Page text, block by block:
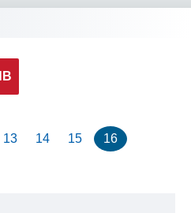
13 14 15 16